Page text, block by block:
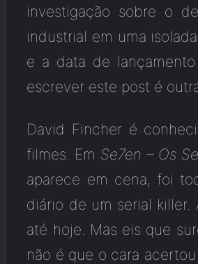
investigação sobre o
industrial em uma
e a data de
escrever este post é
David Fincher é
filmes. Em Se7en – Os
aparece em cena, foi
diário de um serial killer.
até hoje. Mas eis que
não é que o cara